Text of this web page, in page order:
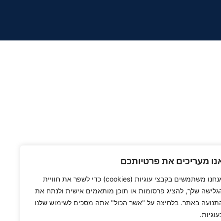
מעריכים את פרטיותכם
אנחנו משתמשים בקבצי עוגיות (cookies) כדי לשפר את חוויית
שלך, להציג פרסומות או תוכן מותאמים אישית ולנתח את
באתר. בלחיצה על "אשר הכול" אתה מסכים לשימוש שלנו